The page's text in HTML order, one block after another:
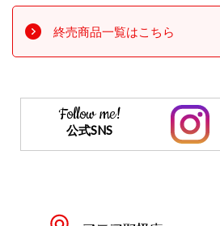
終売商品一覧はこちら
Follow me!
公式SNS